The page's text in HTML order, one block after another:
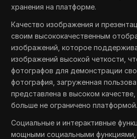
хранения на платформе.
Качество изображения и
своим высококачественным
изображений, которое
изображений высокой четкости,
фотографов для демонстрации
фотография, загруженная
представлена в высоком
больше не ограничено платформой.
Социальные и интерактивные
мощными социальными